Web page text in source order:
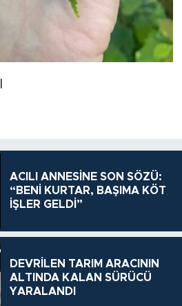
ACILI ANNESİNE SON SÖZÜ:
“BENİ KURTAR, BAŞIMA KÖT
İŞLER GELDİ”
DEVRİLEN TARIM ARACININ
ALTINDA KALAN SÜRÜCÜ
YARALANDI